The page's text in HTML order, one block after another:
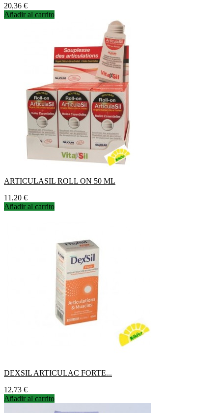
Precio
20,36 €
Añadir al carrito
ARTICULASIL ROLL ON 50 ML
Precio
11,20 €
Añadir al carrito
DEXSIL ARTICULAC FORTE...
Precio
12,73 €
Añadir al carrito